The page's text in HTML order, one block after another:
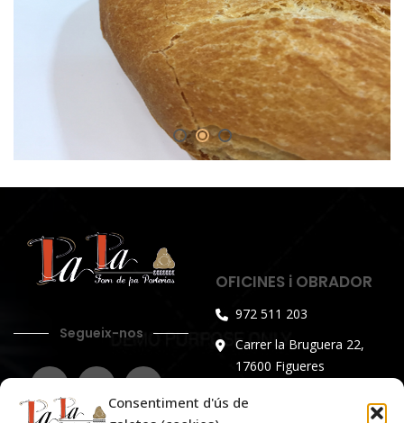
Consentiment d'ús de
Segueix-nos
OFICINES i OBRADOR
972 511 203
Carrer la Bruguera 22,
17600 Figueres
Horari d’atenció al públic:
De dilluns a divendres de